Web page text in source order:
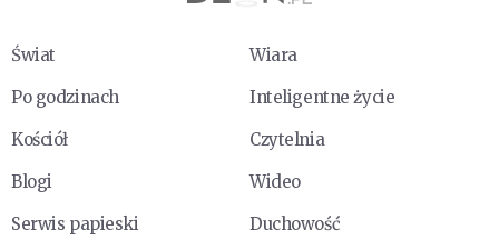
Świat
Wiara
Po godzinach
Inteligentne życie
Kościół
Czytelnia
Blogi
Wideo
Serwis papieski
Duchowość